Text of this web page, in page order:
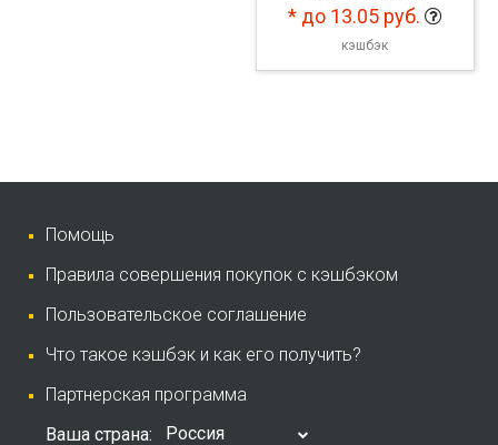
* до 13.05 руб.
кэшбэк
Помощь
Правила совершения покупок с кэшбэком
Пользовательское соглашение
Что такое кэшбэк и как его получить?
Партнерская программа
Ваша страна:
Россия